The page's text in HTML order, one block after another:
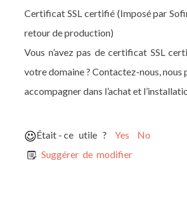
Certificat SSL certifié (Imposé par
retour de production)
Vous n’avez pas de certificat SSL
votre domaine ? Contactez-nous, nous
accompagner dans l’achat et
Était - ce utile ? Yes
No
Suggérer de modifier